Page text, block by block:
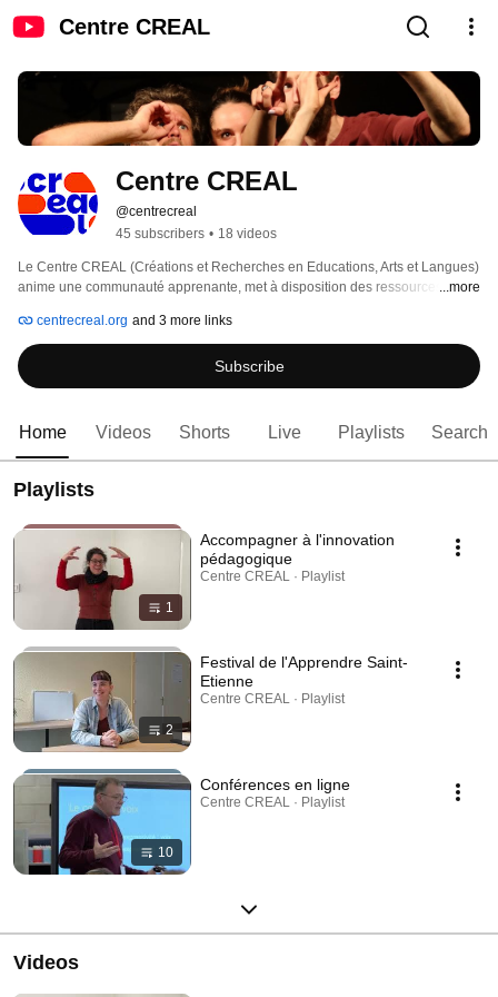
Centre CREAL
Centre CREAL
@centrecreal
45 subscribers • 18 videos
Le Centre CREAL (Créations et Recherches en Educations, Arts et Langues)
anime une communauté apprenante, met à disposition des ressources et
dans les apprentissages. Il s'appuie sur les travaux de création et de
recherche de Thealingua et de Corps Enseignant Corps Apprenant pour une
société apprenante, diverse et inclusive.
...more
centrecreal.org and 3 more links
Subscribe
Home Videos Shorts Live Playlists Search
Playlists
1
Accompagner à l'innovation
pédagogique
Centre CREAL · Playlist
2
Festival de l'Apprendre Saint-
Etienne
Centre CREAL · Playlist
10
Conférences en ligne
Centre CREAL · Playlist
Videos